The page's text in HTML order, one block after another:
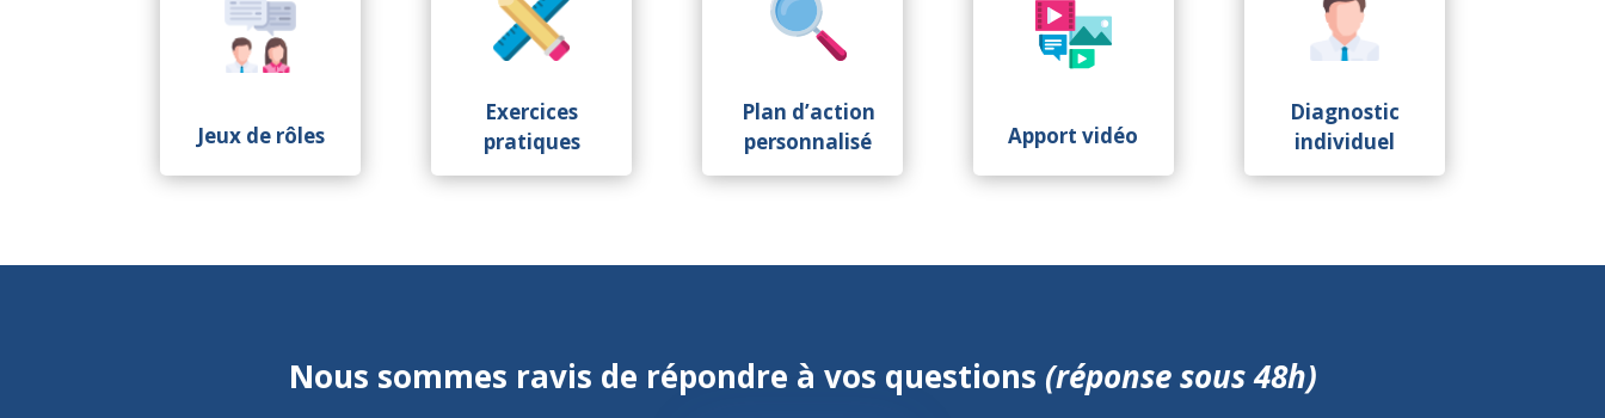
Jeux de rôles
Exercices
pratiques
Plan d’action
personnalisé
Apport vidéo
Diagnostic
individuel
Nous sommes ravis de répondre à vos questions (réponse sous 48h)